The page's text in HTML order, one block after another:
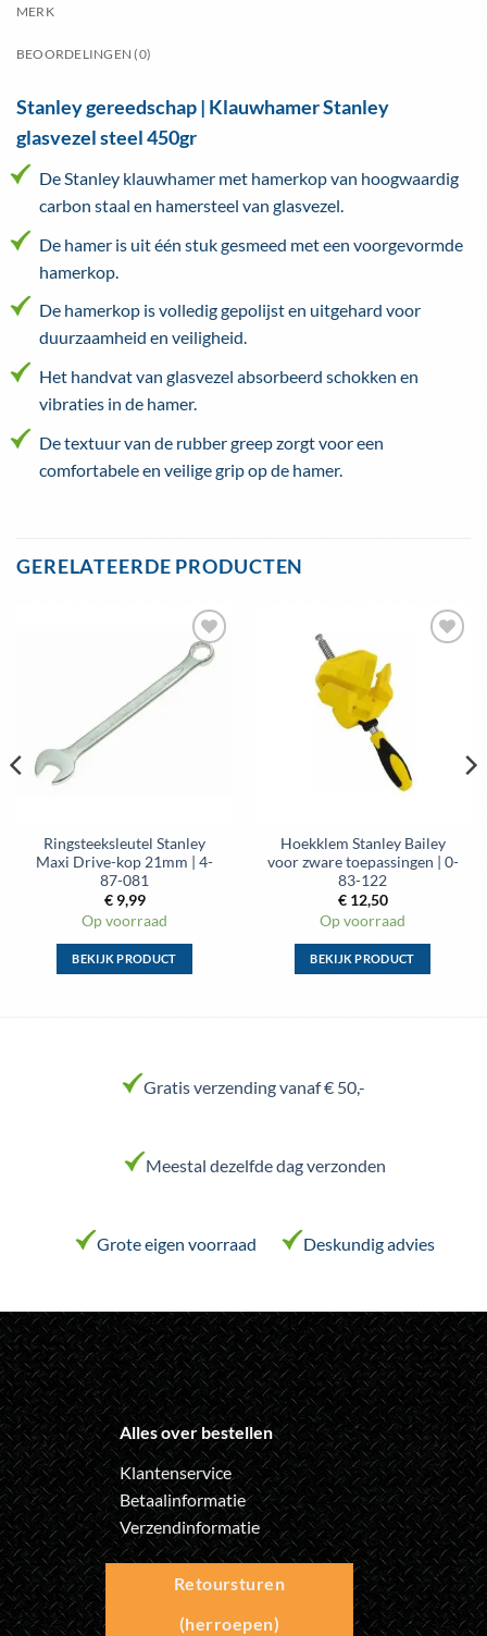
MERK
BEOORDELINGEN (0)
Stanley gereedschap | Klauwhamer Stanley
glasvezel steel 450gr
De Stanley klauwhamer met hamerkop van hoogwaardig
carbon staal en hamersteel van glasvezel.
De hamer is uit één stuk gesmeed met een voorgevormde
hamerkop.
De hamerkop is volledig gepolijst en uitgehard voor
duurzaamheid en veiligheid.
Het handvat van glasvezel absorbeerd schokken en
vibraties in de hamer.
De textuur van de rubber greep zorgt voor een
comfortabele en veilige grip op de hamer.
GERELATEERDE PRODUCTEN
Toevoegen
aan
wenslijst
Ringsteeksleutel Stanley
Maxi Drive-kop 21mm | 4-
87-081
€9,99
Op voorraad
BEKIJK PRODUCT
variaties.
Deze
gekozen
de
productpagina
Hoekklem Stanley Bailey
voor zware toepassingen | 0-
83-122
€12,50
Op voorraad
BEKIJK PRODUCT
gekozen
de
productpagina
Gratis verzending vanaf € 50,-
Meestal dezelfde dag verzonden
Grote eigen voorraad Deskundig advies
Alles over bestellen
Klantenservice
Betaalinformatie
Verzendinformatie
Retoursturen
(herroepen)